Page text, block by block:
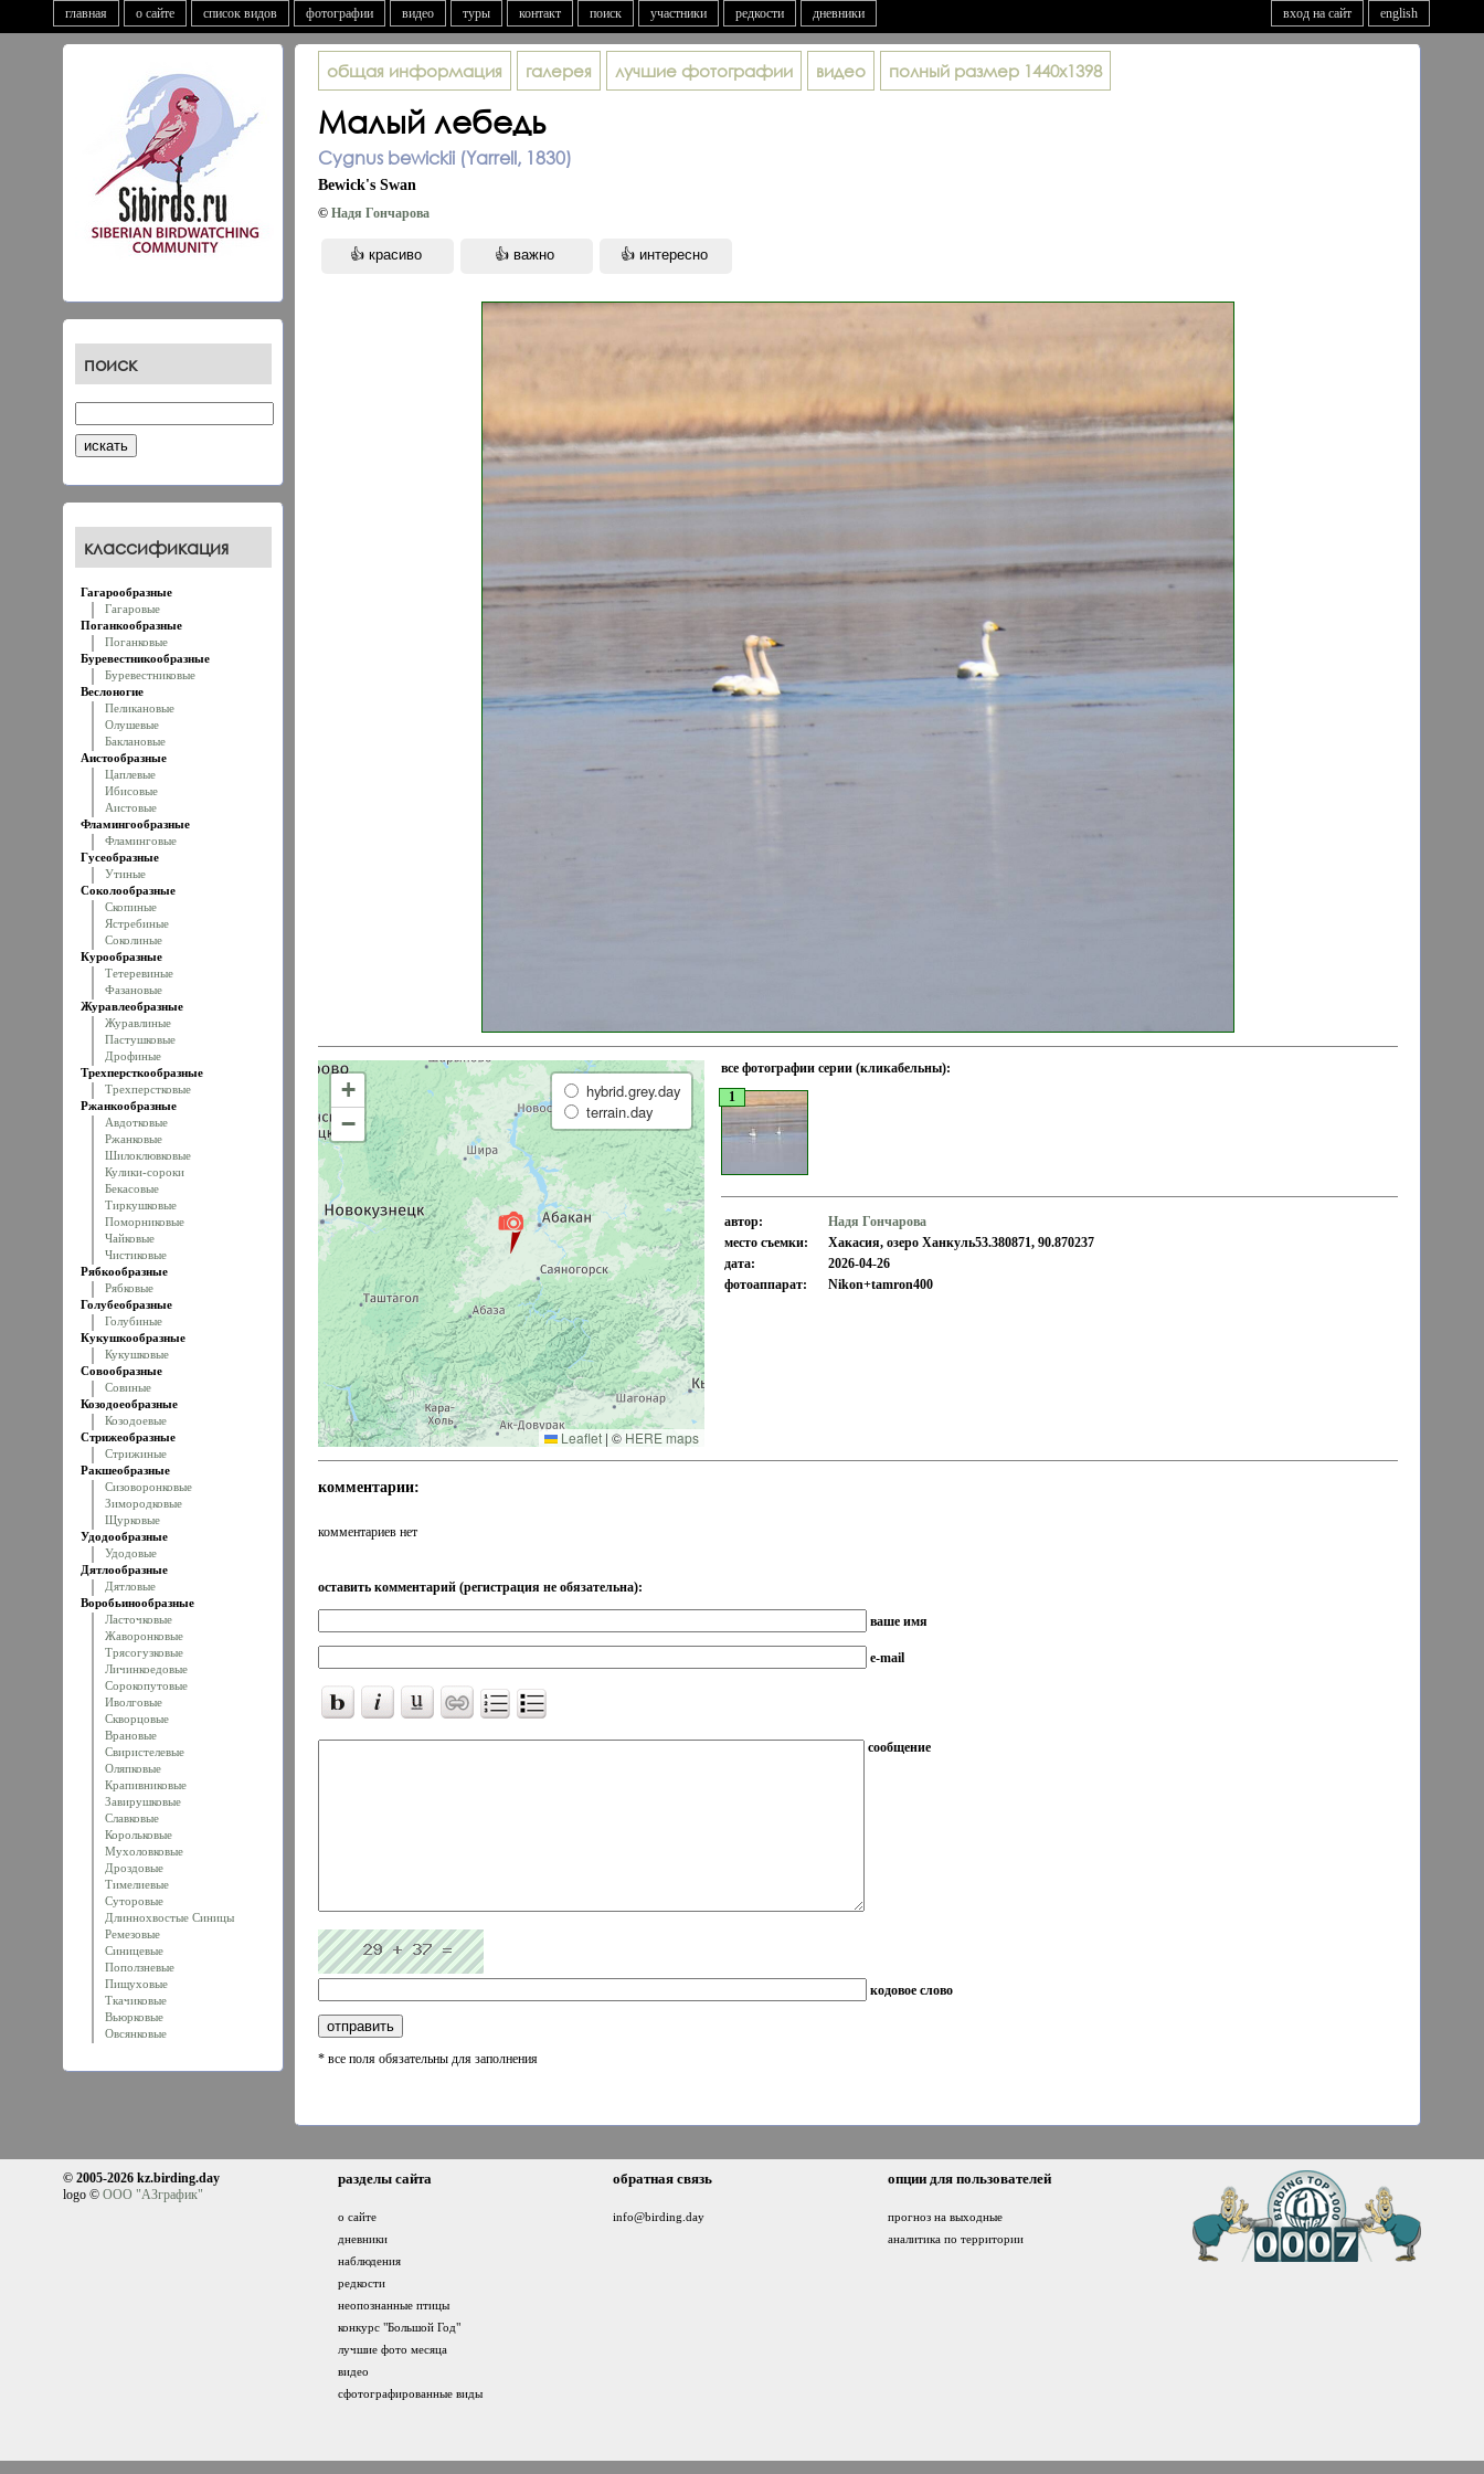
главная о сайте список видов фотографии видео туры контакт поиск участники редкости дневники english
вход на сайт
поиск
классификация
Гагарообразные
Гагаровые
Поганкообразные
Поганковые
Буревестникообразные
Буревестниковые
Веслоногие
Пеликановые
Олушевые
Баклановые
Аистообразные
Цаплевые
Ибисовые
Аистовые
Фламингообразные
Фламинговые
Гусеобразные
Утиные
Соколообразные
Скопиные
Ястребиные
Соколиные
Курообразные
Тетеревиные
Фазановые
Журавлеобразные
Журавлиные
Пастушковые
Дрофиные
Трехперсткообразные
Трехперстковые
Ржанкообразные
Авдотковые
Ржанковые
Шилоклювковые
Кулики-сороки
Бекасовые
Тиркушковые
Поморниковые
Чайковые
Чистиковые
Рябкообразные
Рябковые
Голубеобразные
Голубиные
Кукушкообразные
Кукушковые
Совообразные
Совиные
Козодоеобразные
Козодоевые
Стрижеобразные
Стрижиные
Ракшеобразные
Сизоворонковые
Зимородковые
Щурковые
Удодообразные
Удодовые
Дятлообразные
Дятловые
Воробьинообразные
Ласточковые
Жаворонковые
Трясогузковые
Личинкоедовые
Сорокопутовые
Иволговые
Скворцовые
Врановые
Свиристелевые
Оляпковые
Крапивниковые
Завирушковые
Славковые
Корольковые
Мухоловковые
Дроздовые
Тимелиевые
Суторовые
Длиннохвостые Синицы
Ремезовые
Синицевые
Поползневые
Пищуховые
Ткачиковые
Вьюрковые
Овсянковые
общая информация галерея лучшие фотографии видео полный размер 1440x1398
Малый лебедь
Cygnus bewickii (Yarrell, 1830)
Bewick's Swan
© Надя Гончарова
+
−
hybrid.grey.day
terrain.day
Leaflet | © HERE maps
все фотографии серии (кликабельны):
1
автор:
Надя Гончарова
место съемки:
Хакасия, озеро Ханкуль53.380871, 90.870237
дата:
2026-04-26
фотоаппарат:
Nikon+tamron400
комментарии:
комментариев нет
оставить комментарий (регистрация не обязательна):
ваше имя
e-mail
сообщение
кодовое слово
* все поля обязательны для заполнения
© 2005-2026 kz.birding.day
logo © ООО "АЗграфик"
разделы сайта
о сайте
дневники
наблюдения
редкости
неопознанные птицы
конкурс "Большой Год"
лучшие фото месяца
видео
сфотографированные виды
обратная связь
info@birding.day
опции для пользователей
прогноз на выходные
аналитика по территории